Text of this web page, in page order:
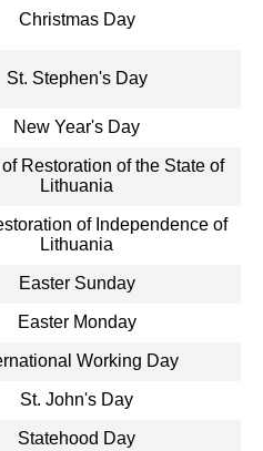
Christmas Day
St. Stephen's Day
New Year's Day
Restoration of the State of
Lithuania
of Independence of
Lithuania
Easter Sunday
Easter Monday
Working Day
St. John's Day
Statehood Day